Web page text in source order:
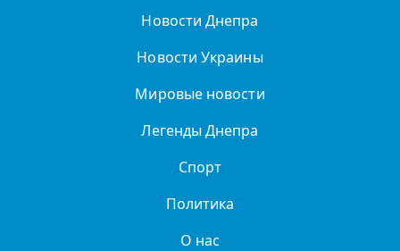
Новости Днепра
Новости Украины
Мировые новости
Легенды Днепра
Спорт
Политика
О нас